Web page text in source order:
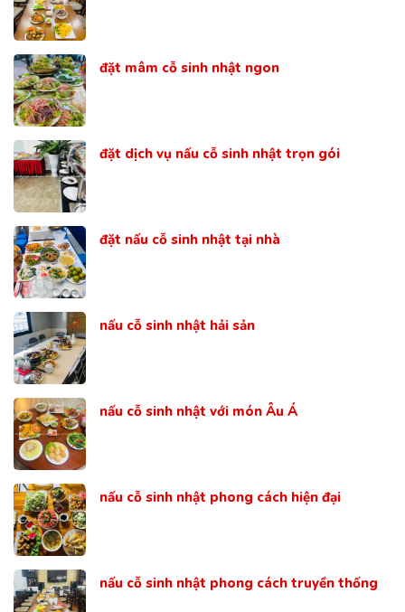
đặt mâm cỗ sinh nhật ngon
đặt dịch vụ nấu cỗ sinh nhật trọn gói
đặt nấu cỗ sinh nhật tại nhà
nấu cỗ sinh nhật hải sản
nấu cỗ sinh nhật với món Âu Á
nấu cỗ sinh nhật phong cách hiện đại
nấu cỗ sinh nhật phong cách truyền thống